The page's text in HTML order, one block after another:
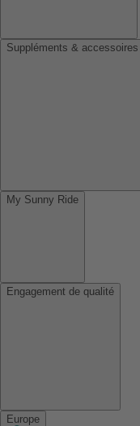
Suppléments & accessoires
My Sunny Ride
Engagement de qualité
Europe